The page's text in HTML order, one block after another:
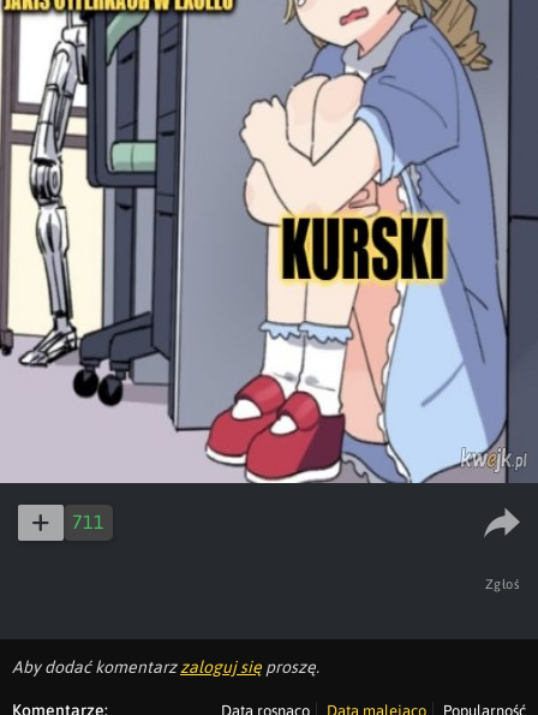
711
Zgłoś
Aby dodać komentarzzaloguj się proszę.
Komentarze: Data rosnąco Data malejąco Popularność